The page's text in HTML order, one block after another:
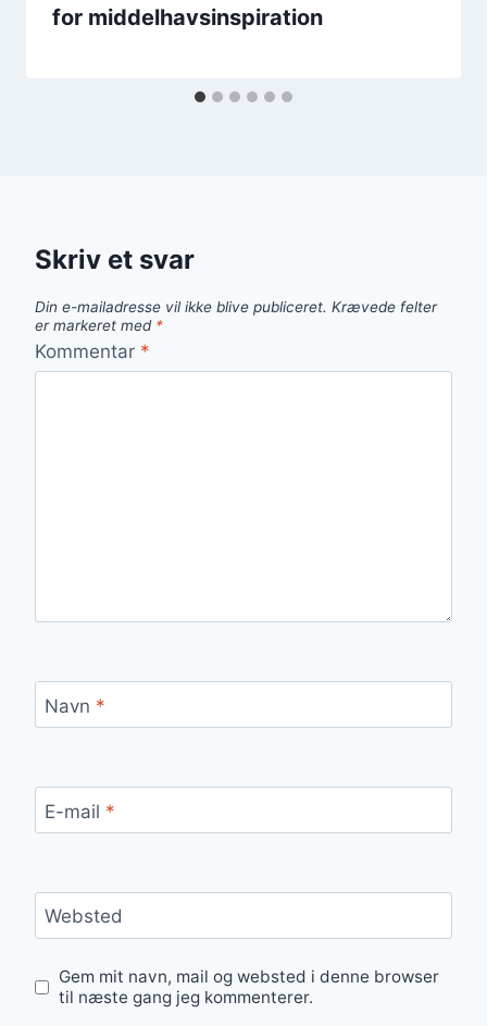
for middelhavsinspiration
Skriv et svar
Din e-mailadresse vil ikke blive publiceret. Krævede felter
er markeret med *
Kommentar *
Navn *
E-mail *
Websted
Gem mit navn, mail og websted i denne browser
til næste gang jeg kommenterer.